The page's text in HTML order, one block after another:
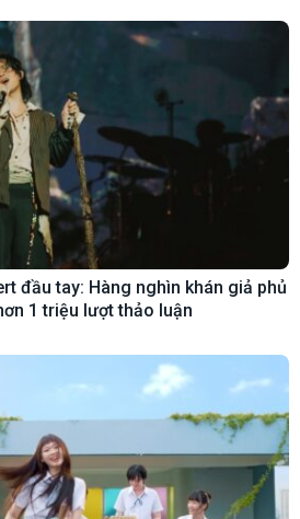
đầu tay: Hàng nghìn khán giả phủ
1 triệu lượt thảo luận